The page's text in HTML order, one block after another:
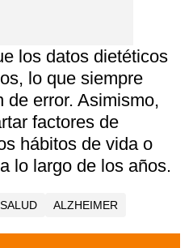
los datos dietéticos
lo que siempre
de error. Asimismo,
factores de
hábitos de vida o
lo largo de los años.
SALUD ALZHEIMER